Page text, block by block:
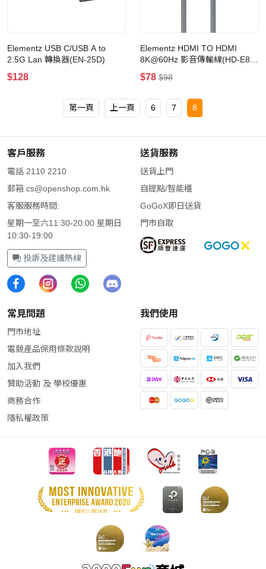
Elementz USB C/USB A to
2.5G Lan 轉換器(EN-25D)
$128
Elementz HDMI TO HDMI
8K@60Hz 影音傳輸線(HD-E8K)
(100cm-灰色)
$78 $98
第一頁 上一頁 6 7 8
客戶服務
電話 2110 2210
郵箱 cs@openshop.com.hk
客服服務時間:
星期一至六11:30-20:00 星期日
10:30-19:00
投訴及建議熱線
送貨服務
送貨上門
自提點/智能櫃
GoGoX即日送貨
門市自取
常見問題
門市地址
電競產品保用條款說明
加入我們
贊助活動 及 學校優惠
商務合作
隱私權政策
我們使用